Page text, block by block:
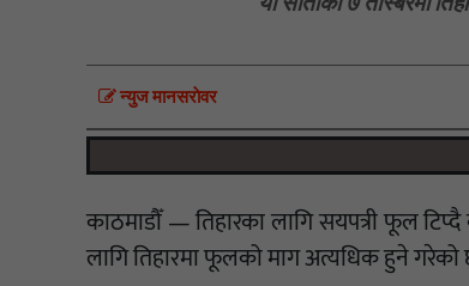
न्युज मानसराेवर
काठमाडौँ — तिहारका लागि सयपत्री फूल
लागि तिहारमा फूलको माग अत्यधिक हुने गरेको